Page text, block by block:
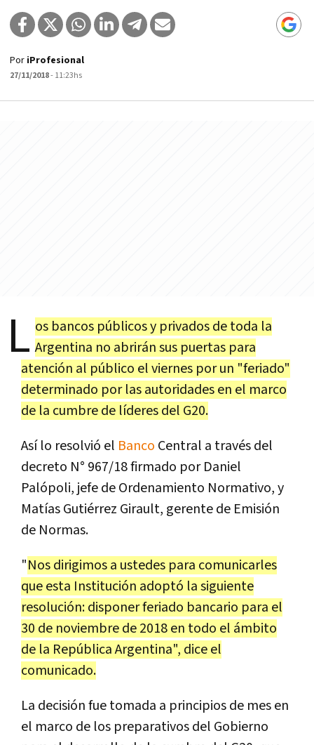
Por iProfesional
27/11/2018- 11:23hs
L os bancos públicos y privados de toda la
Argentina no abrirán sus puertas para
atención al público el viernes por un "feriado"
determinado por las autoridades en el marco
de la cumbre de líderes del G20.
Así lo resolvió el Banco Central a través del
decreto N° 967/18 firmado por Daniel
Palópoli, jefe de Ordenamiento Normativo, y
Matías Gutiérrez Girault, gerente de Emisión
de Normas.
"Nos dirigimos a ustedes para comunicarles
que esta Institución adoptó la siguiente
resolución: disponer feriado bancario para el
30 de noviembre de 2018 en todo el ámbito
de la República Argentina", dice el
comunicado.
La decisión fue tomada a principios de mes en
el marco de los preparativos del Gobierno